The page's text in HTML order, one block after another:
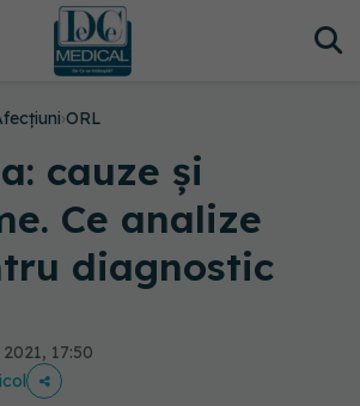
›ORL
cauze și
Ce analize
diagnostic
17:50